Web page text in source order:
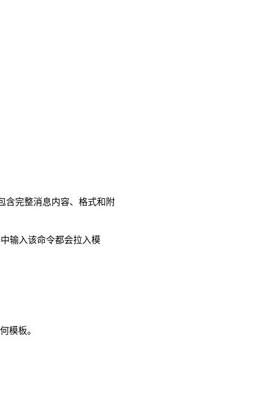
完整消息内容、格式和附
输入该命令都会拉入模
模板。